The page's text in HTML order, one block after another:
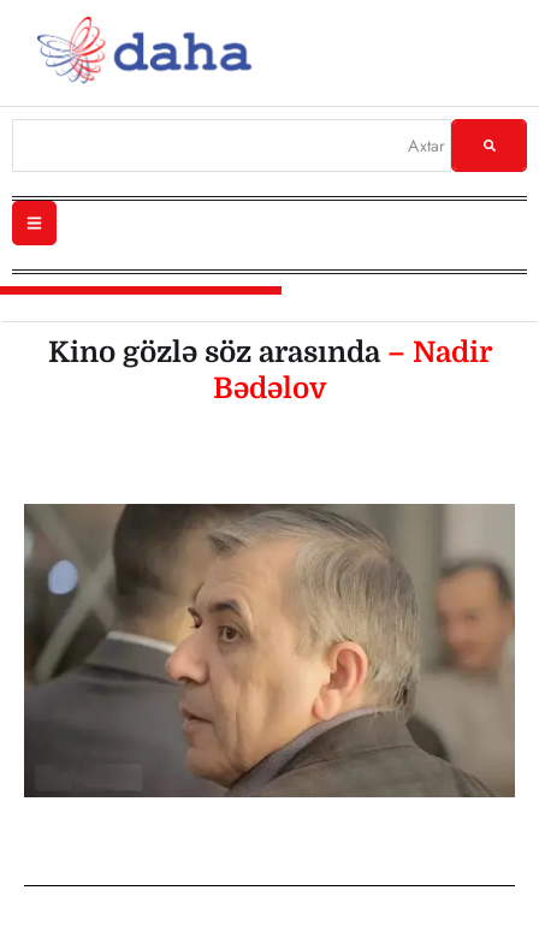
Kino gözlə söz arasında – Nadir
Bədəlov